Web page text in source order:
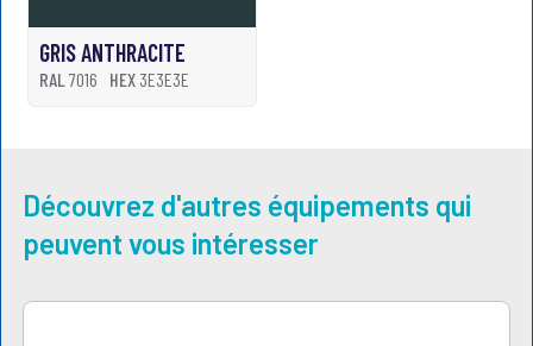
GRIS ANTHRACITE
RAL 7016 HEX 3E3E3E
Découvrez d'autres équipements qui
peuvent vous intéresser